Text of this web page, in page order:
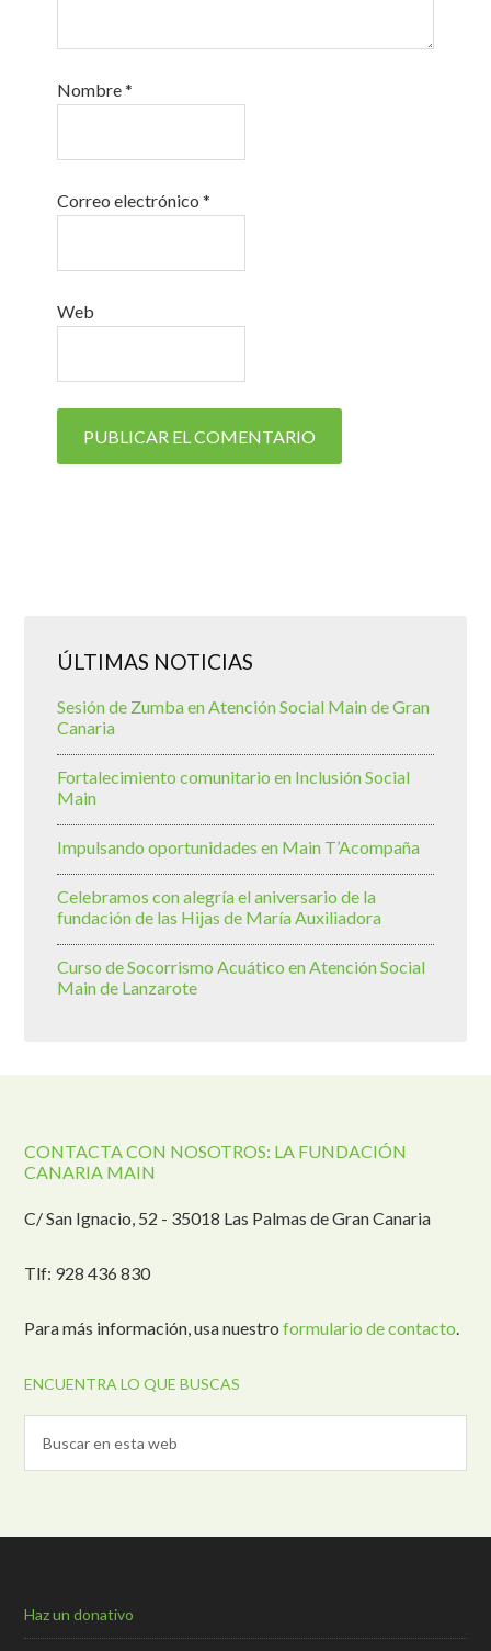
Nombre*
Correo electrónico*
Web
ÚLTIMAS NOTICIAS
Sesión de Zumba en Atención Social Main de Gran
Canaria
Fortalecimiento comunitario en Inclusión Social
Main
Impulsando oportunidades en Main T’Acompaña
Celebramos con alegría el aniversario de la
fundación de las Hijas de María Auxiliadora
Curso de Socorrismo Acuático en Atención Social
Main de Lanzarote
CONTACTA CON NOSOTROS: LA FUNDACIÓN
CANARIA MAIN
C/ San Ignacio, 52 - 35018 Las Palmas de Gran Canaria
Tlf: 928 436 830
Para más información, usa nuestroformulario de contacto.
ENCUENTRA LO QUE BUSCAS
Haz un donativo